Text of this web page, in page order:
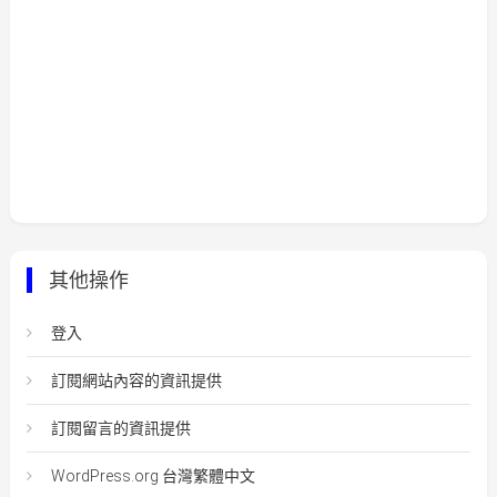
其他操作
登入
訂閱網站內容的資訊提供
訂閱留言的資訊提供
WordPress.org 台灣繁體中文